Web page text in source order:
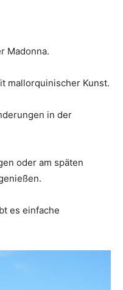
Madonna.
mallorquinischer Kunst.
in der
oder am späten
es einfache